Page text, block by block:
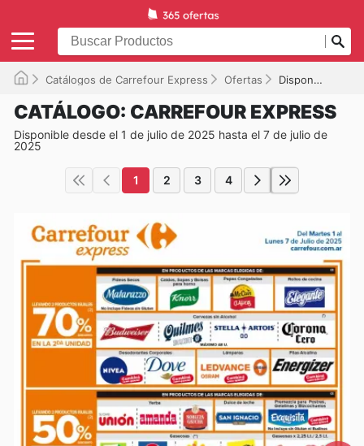
Catálogos de Carrefour Express Ofertas Disponible hasta el 07/07/2025
CATÁLOGO: CARREFOUR EXPRESS
Disponible desde el 1 de julio de 2025 hasta el 7 de julio de
2025
1 2 3 4